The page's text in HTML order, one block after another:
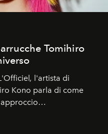
Tomihiro
, l'artista di
Kono parla di come